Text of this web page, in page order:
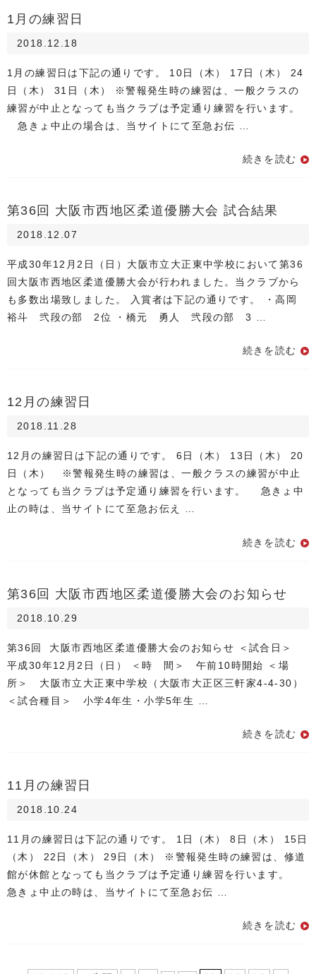
1月の練習日
2018.12.18
1月の練習日は下記の通りです。 10日（木） 17日（木） 24
日（木） 31日（木） ※警報発生時の練習は、一般クラスの
練習が中止となっても当クラブは予定通り練習を行います。
急きょ中止の場合は、当サイトにて至急お伝 …
続きを読む
第36回 大阪市西地区柔道優勝大会 試合結果
2018.12.07
平成30年12月2日（日）大阪市立大正東中学校において第36
回大阪市西地区柔道優勝大会が行われました。当クラブから
も多数出場致しました。 入賞者は下記の通りです。 ・高岡
裕斗 弐段の部 2位 ・橋元 勇人 弐段の部 3 …
続きを読む
12月の練習日
2018.11.28
12月の練習日は下記の通りです。 6日（木） 13日（木） 20
日（木） ※警報発生時の練習は、一般クラスの練習が中止
となっても当クラブは予定通り練習を行います。 急きょ中
止の時は、当サイトにて至急お伝え …
続きを読む
第36回 大阪市西地区柔道優勝大会のお知らせ
2018.10.29
第36回 大阪市西地区柔道優勝大会のお知らせ ＜試合日＞
平成30年12月2日（日） ＜時 間＞ 午前10時開始 ＜場
所＞ 大阪市立大正東中学校（大阪市大正区三軒家4-4-30）
＜試合種目＞ 小学4年生・小学5年生 …
続きを読む
11月の練習日
2018.10.24
11月の練習日は下記の通りです。 1日（木） 8日（木） 15日
（木） 22日（木） 29日（木） ※警報発生時の練習は、修道
館が休館となっても当クラブは予定通り練習を行います。
急きょ中止の時は、当サイトにて至急お伝 …
続きを読む